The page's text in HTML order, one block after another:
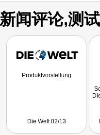
新闻评论,测
Produktvorstellung
Die Welt 02/13